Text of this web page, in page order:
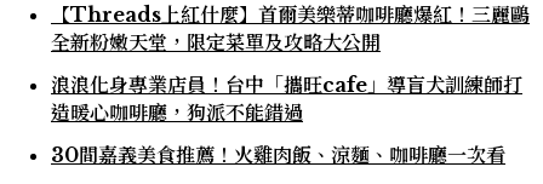
【Threads上紅什麼】首爾美樂蒂咖啡廳爆紅！三麗鷗
全新粉嫩天堂，限定菜單及攻略大公開
浪浪化身專業店員！台中「攜旺cafe」導盲犬訓練師打
造暖心咖啡廳，狗派不能錯過
30間嘉義美食推薦！火雞肉飯、涼麵、咖啡廳一次看